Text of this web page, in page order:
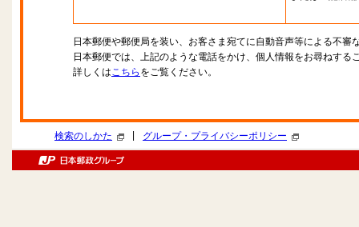
日本郵便や郵便局を装い、お客さま宛てに自動音声等による不審
日本郵便では、上記のような電話をかけ、個人情報をお尋ねする
詳しくはこちら をご覧ください。
検索のしかた グループ・プライバシーポリシー